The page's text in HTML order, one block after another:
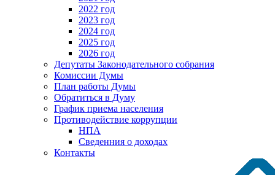
2022 год
2023 год
2024 год
2025 год
2026 год
Депутаты Законодательного собрания
Комиссии Думы
План работы Думы
Обратиться в Думу
График приема населения
Противодействие коррупции
НПА
Сведенния о доходах
Контакты